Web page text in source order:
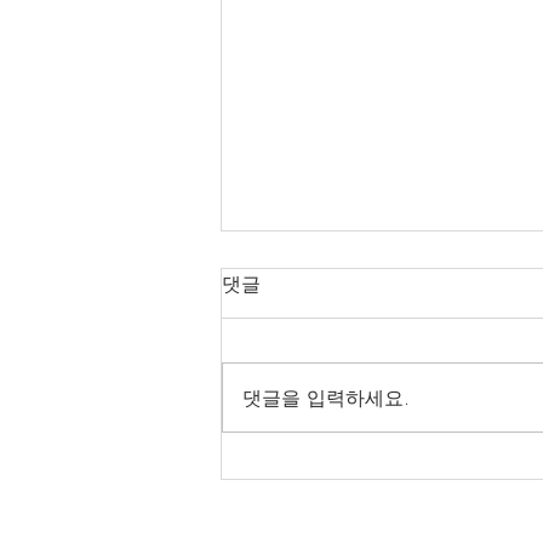
건축법규 정의
환경기초시설 : 하수도 ∙ 폐기물처
차장 환승시설 : 교통수단의 이용
자가 다른 교통수단을 편리하게
댓글
댓글을 입력하세요.